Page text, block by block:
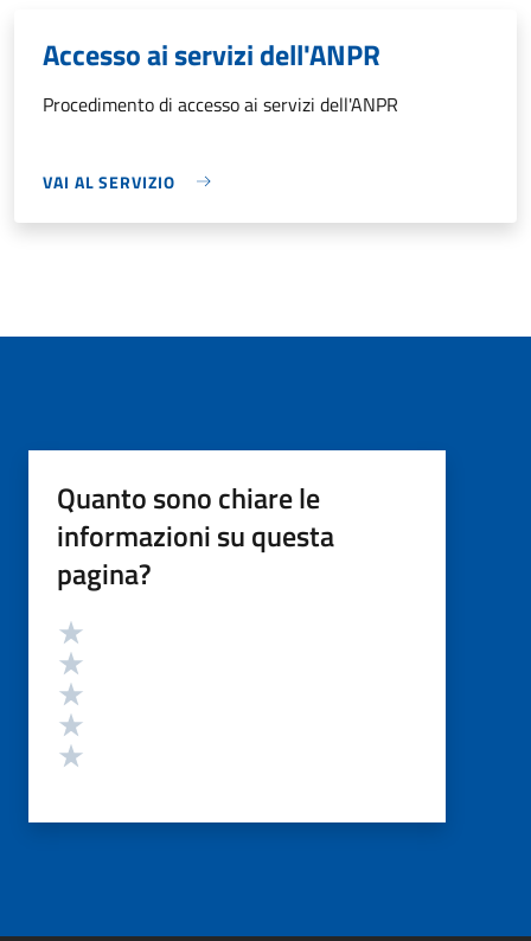
Accesso ai servizi dell'ANPR
Procedimento di accesso ai servizi dell'ANPR
VAI AL SERVIZIO
Quanto sono chiare le
informazioni su questa
pagina?
Valutazione